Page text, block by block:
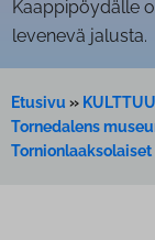
Kaappipöydälle
levenevä jalusta.
Etusivu »
Tornedalens